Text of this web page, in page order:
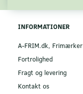
INFORMATIONER
A-FRIM.dk, Frimærker
Fortrolighed
Fragt og levering
Kontakt os